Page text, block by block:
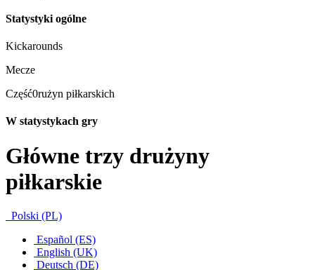
Statystyki ogólne
Kickarounds
Mecze
Część0rużyn piłkarskich
W statystykach gry
Główne trzy drużyny
piłkarskie
Polski (PL)
Español (ES)
English (UK)
Deutsch (DE)